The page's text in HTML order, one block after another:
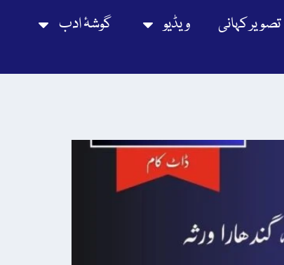
تصویر کہانی ویڈیو گوشۂ ادب